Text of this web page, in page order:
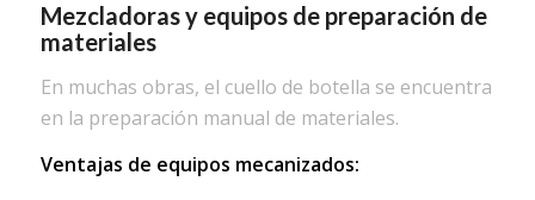
Mezcladorasy equipos de preparación de
materiales
En muchas obras, el cuello de botella se encuentra
en la preparación manual de materiales.
Ventajas de equipos mecanizados: